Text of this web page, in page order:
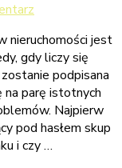
Skup
nieruchomości
–
na
co
zwrócić
uwagę
nieruchomości jest
gdy liczy się
podpisana
parę istotnych
Najpierw
pod hasłem skup
i czy …